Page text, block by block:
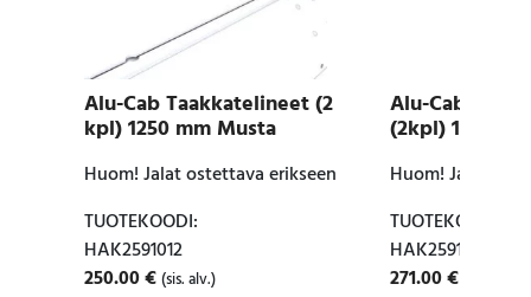
Alu-Cab Taakkatelineet (2
kpl) 1250 mm Musta
Huom! Jalat ostettava erikseen
TUOTEKOODI:
HAK2591012
250.00€ (sis. alv.)
Alu-Cab
(2kpl) 1450
Huom! Jalat
TUOTEKOODI:
HAK2591013
271.00€